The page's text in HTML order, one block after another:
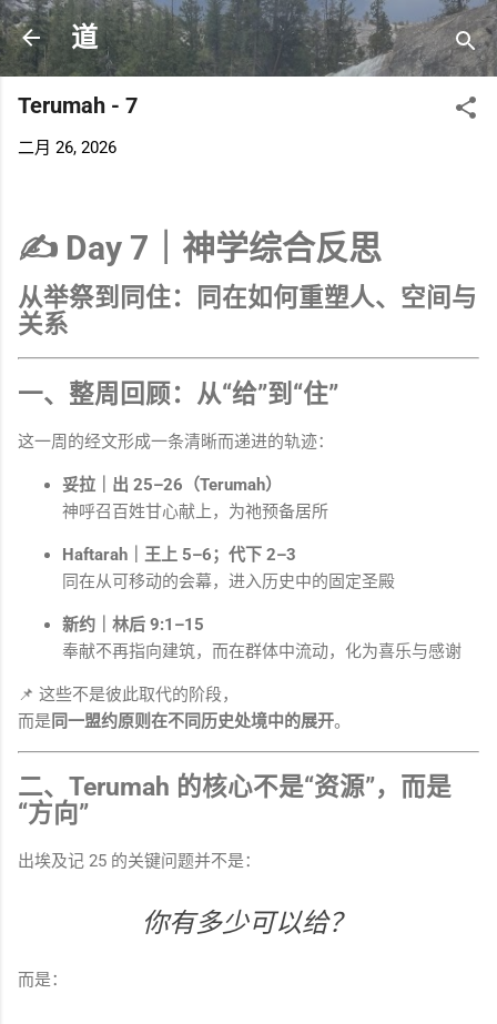
跳至主要内容
道
Terumah - 7
二月 26, 2026
✍️ Day 7｜神学综合反思
从举祭到同住：同在如何重塑人、空间与
关系
一、整周回顾：从“给”到“住”
这一周的经文形成一条清晰而递进的轨迹：
妥拉｜出 25–26（Terumah）
神呼召百姓甘心献上，为祂预备居所
Haftarah｜王上 5–6；代下 2–3
同在从可移动的会幕，进入历史中的固定圣殿
新约｜林后 9:1–15
奉献不再指向建筑，而在群体中流动，化为喜乐与感谢
📌 这些不是彼此取代的阶段，
而是 同一盟约原则在不同历史处境中的展开。
二、Terumah 的核心不是“资源”，而是
“方向”
出埃及记 25 的关键问题并不是：
你有多少可以给？
而是：